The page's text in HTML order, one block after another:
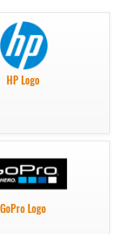
HP Logo
GoPro Logo